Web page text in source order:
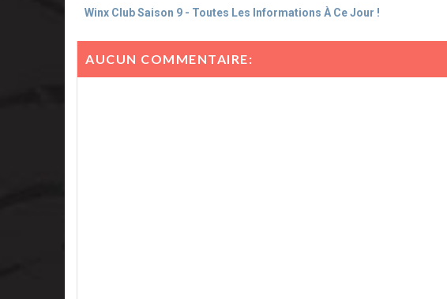
Winx Club Saison 9 - Toutes Les Informations À Ce Jour !
AUCUN COMMENTAIRE: